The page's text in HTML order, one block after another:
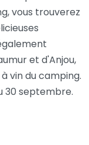
vous trouverez
et d'Anjou,
vin du camping.
30 septembre.